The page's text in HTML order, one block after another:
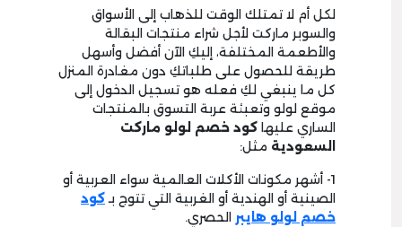
لكل أم لا تمتلك الوقت للذهاب إلى الأسواق
والسوبر ماركت لأجل شراء منتجات البقالة
والأطعمة المختلفة، إليكِ الآن أفضل وأسهل
طريقة للحصول على طلباتكِ دون مغادرة المنزل
كل ما ينبغي لكِ فعله هو تسجيل الدخول إلى
موقع لولو وتعبئة عربة التسوق بالمنتجات
الساري عليها كود خصم لولو ماركت
السعودية مثل:
1- أشهر مكونات الأكلات العالمية سواء العربية أو
الصينية أو الهندية أو الغربية التي تتوج بـكود
خصم لولو هايبر الحصري.